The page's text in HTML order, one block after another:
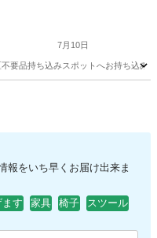
7月10日
持ち込みスポットへお持ち込みし
報をいち早くお届け出来ま
す 家具 椅子 スツール